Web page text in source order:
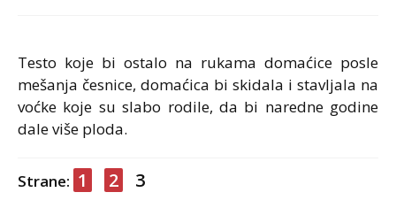
Testo koje bi ostalo na rukama domaćice posle
mešanja česnice, domaćica bi skidala i stavljala na
voćke koje su slabo rodile, da bi naredne godine
dale više ploda.
Strane: 1 2 3